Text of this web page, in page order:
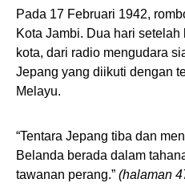
Pada 17 Februari 1942,
Kota Jambi. Dua hari
kota, dari radio mengudara
Jepang yang diikuti dengan
Melayu.
“Tentara Jepang tiba dan
Belanda berada dalam
tawanan perang.” (halaman